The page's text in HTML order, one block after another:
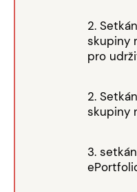
2.
skupiny
pro
2.
skupiny
3.